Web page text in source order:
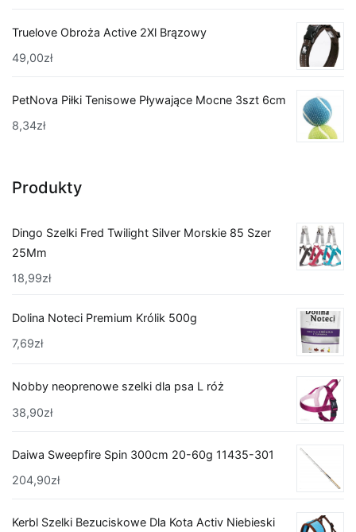
Truelove Obroża Active 2Xl Brązowy
49,00zł
PetNova Piłki Tenisowe Pływające Mocne 3szt 6cm
8,34zł
Produkty
Dingo Szelki Fred Twilight Silver Morskie 85 Szer
25Mm
18,99zł
Dolina Noteci Premium Królik 500g
7,69zł
Nobby neoprenowe szelki dla psa L róż
38,90zł
Daiwa Sweepfire Spin 300cm 20-60g 11435-301
204,90zł
Kerbl Szelki Bezuciskowe Dla Kota Activ Niebieski